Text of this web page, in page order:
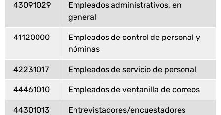
43091029
Empleados administrativos, en
general
41120000
Empleados de control de personal y
nóminas
42231017 Empleados de servicio de personal
44461010 Empleados de ventanilla de correos
44301013 Entrevistadores/encuestadores